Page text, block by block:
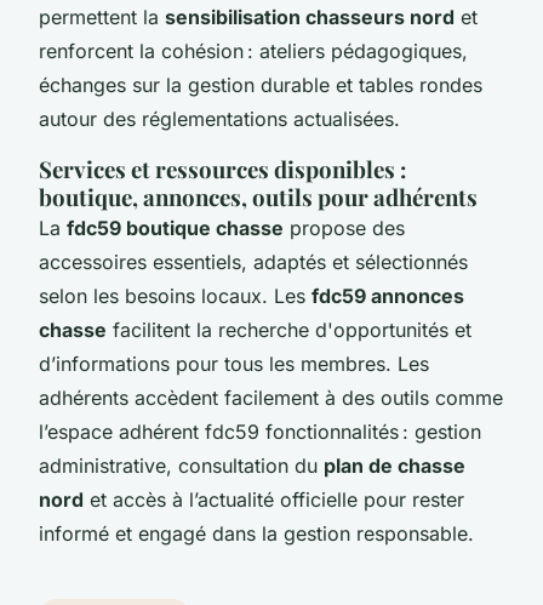
permettent la sensibilisation chasseurs nord et
renforcent la cohésion : ateliers pédagogiques,
échanges sur la gestion durable et tables rondes
autour des réglementations actualisées.
Services et ressources disponibles :
boutique, annonces, outils pour adhérents
La fdc59 boutique chasse propose des
accessoires essentiels, adaptés et sélectionnés
selon les besoins locaux. Les fdc59 annonces
chasse facilitent la recherche d'opportunités et
d’informations pour tous les membres. Les
adhérents accèdent facilement à des outils comme
l’espace adhérent fdc59 fonctionnalités : gestion
administrative, consultation du plan de chasse
nord et accès à l’actualité officielle pour rester
informé et engagé dans la gestion responsable.